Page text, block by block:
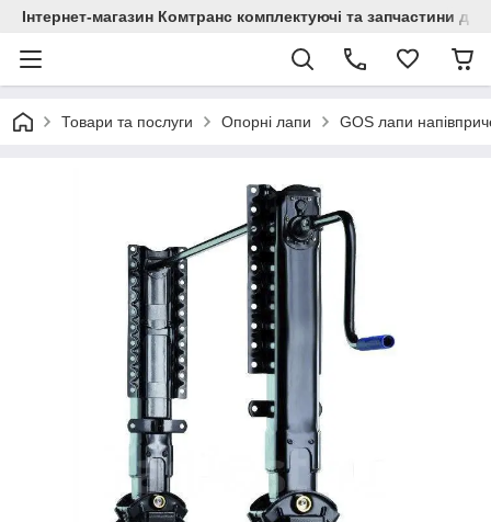
Інтернет-магазин Комтранс комплектуючі та запчастини
Товари та послуги Опорні лапи GOS лапи